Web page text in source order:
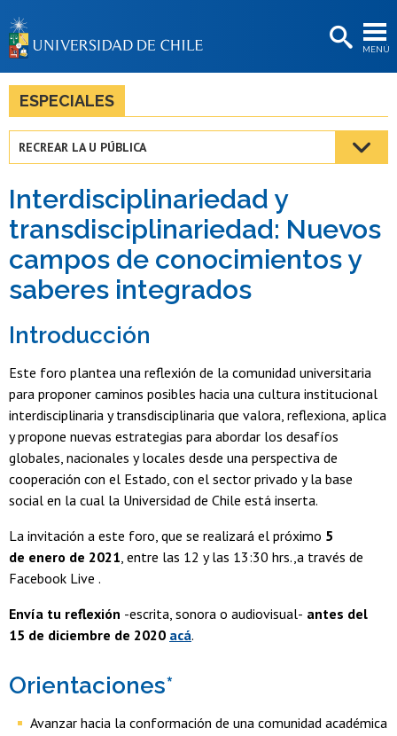
MENÚ
BIBLIOTECAS
Estudiantes
Académicas/os
Funcionarias/os
Egresadas/os
ESPECIALES
RECREAR LA U PÚBLICA
Interdisciplinariedad y
transdisciplinariedad: Nuevos
campos de conocimientos y
saberes integrados
Introducción
Este foro plantea una reflexión de la comunidad universitaria
para proponer caminos posibles hacia una cultura institucional
interdisciplinaria y transdisciplinaria que valora, reflexiona, aplica
y propone nuevas estrategias para abordar los desafíos
globales, nacionales y locales desde una perspectiva de
cooperación con el Estado, con el sector privado y la base
social en la cual la Universidad de Chile está inserta.
La invitación a este foro, que se realizará el próximo 5
de enero de 2021 , entre las 12 y las 13:30 hrs.,a través de
Facebook Live .
Envía tu reflexión -escrita, sonora o audiovisual- antes del
15 de diciembre de 2020 acá.
Orientaciones*
Avanzar hacia la conformación de una comunidad académica